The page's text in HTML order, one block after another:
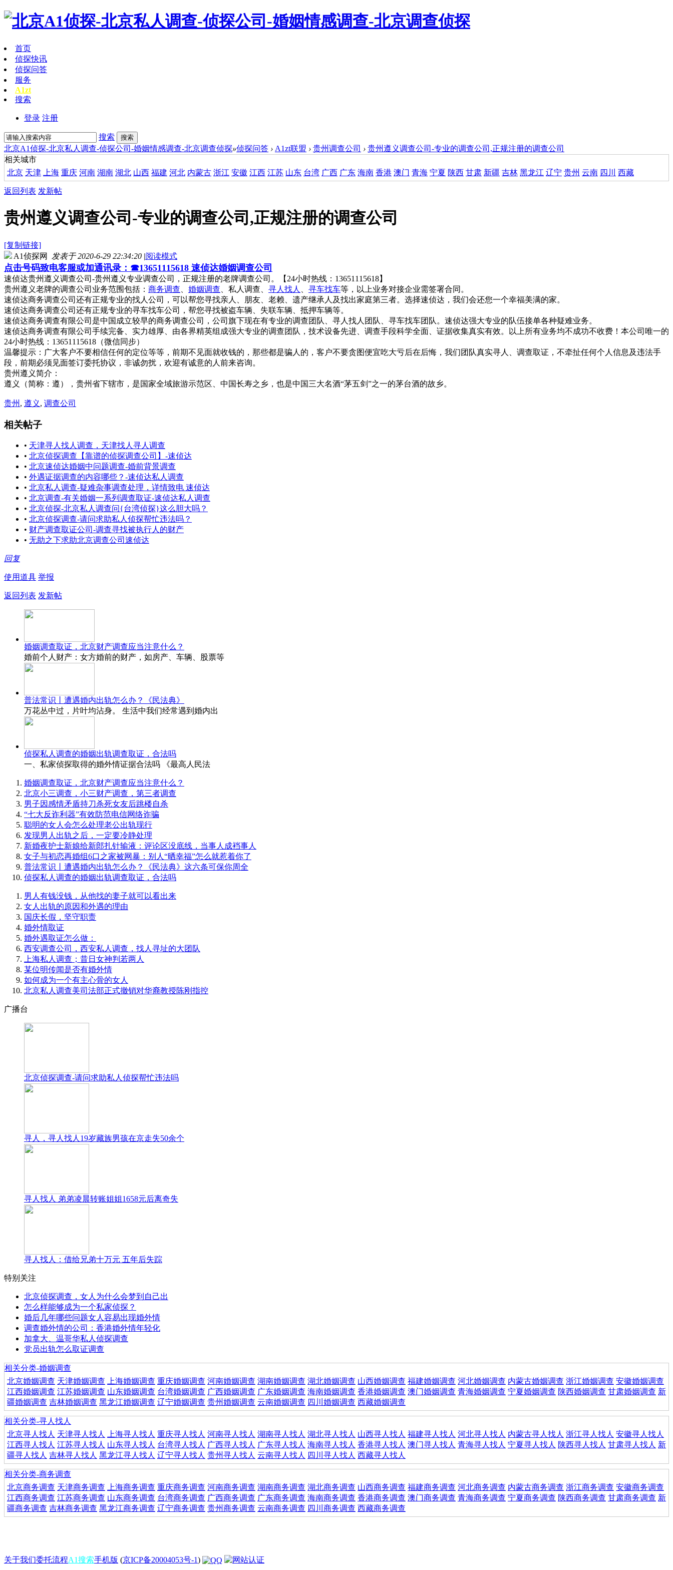
首页
侦探快讯
侦探问答
服务
A1zt
搜索
登录 注册
搜索 搜索
北京A1侦探-北京私人调查-侦探公司-婚姻情感调查-北京调查侦探»侦探问答 › A1zt联盟 › 贵州调查公司 › 贵州遵义调查公司-专业的调查公司,正规注册的调查公司
相关城市
北京 天津 上海 重庆 河南 湖南 湖北 山西 福建 河北 内蒙古 浙江 安徽 江西 江苏 山东 台湾 广西 广东 海南 香港 澳门 青海 宁夏 陕西 甘肃 新疆 吉林 黑龙江 辽宁 贵州 云南 四川 西藏
返回列表 发新帖
贵州遵义调查公司-专业的调查公司,正规注册的调查公司
[复制链接]
A1侦探网 发表于 2020-6-29 22:34:20 |阅读模式
点击号码致电客服或加通讯录：☎13651115618 速侦达婚姻调查公司
速侦达贵州遵义调查公司-贵州遵义专业调查公司，正规注册的老牌调查公司。【24小时热线：13651115618】
贵州遵义老牌的调查公司业务范围包括： 商务调查 婚姻调查 、私人调查、 寻人找人 寻车找车等，以上业务对接企业需签署合同。
速侦达商务调查公司还有正规专业的找人公司，可以帮您寻找亲人、朋友、老赖、遗产继承人及找出家庭第三者。选择速侦达，我们会还您一个幸福美满的家。
速侦达商务调查公司还有正规专业的寻车找车公司，帮您寻找被盗车辆、失联车辆、抵押车辆等。
速侦达商务调查有限公司是中国成立较早的商务调查公司，公司旗下现在有专业的调查团队、寻人找人团队、寻车找车团队。速侦达强大专业的队伍接单各种疑难业务。
速侦达商务调查有限公司手续完备、实力雄厚、由各界精英组成强大专业的调查团队，技术设备先进、调查手段科学全面、证据收集真实有效。以上所有业务均不成功不收费！本公司唯一的
24小时热线：13651115618（微信同步）
温馨提示：广大客户不要相信任何的定位等等，前期不见面就收钱的，那些都是骗人的，客户不要贪图便宜吃大亏后在后悔，我们团队真实寻人、调查取证，不牵扯任何个人信息及违法手
段，前期必须见面签订委托协议，非诚勿扰，欢迎有诚意的人前来咨询。
贵州遵义简介：
遵义（简称：遵），贵州省下辖市，是国家全域旅游示范区、中国长寿之乡，也是中国三大名酒“茅五剑”之一的茅台酒的故乡。
贵州 , 遵义 , 调查公司
相关帖子
• 天津寻人找人调查，天津找人寻人调查
• 北京侦探调查【靠谱的侦探调查公司】-速侦达
• 北京速侦达婚姻中问题调查-婚前背景调查
• 外遇证据调查的内容哪些？-速侦达私人调查
• 北京私人调查-疑难杂事调查处理，详情致电 速侦达
• 北京调查-有关婚姻一系列调查取证-速侦达私人调查
• 北京侦探-北京私人调查问{台湾侦探}这么胆大吗？
• 北京侦探调查-请问求助私人侦探帮忙违法吗？
• 财产调查取证公司-调查寻找被执行人的财产
• 无助之下求助北京调查公司速侦达
回复
使用道具 举报
返回列表 发新帖
婚姻调查取证，北京财产调查应当注意什么？
婚前个人财产：女方婚前的财产，如房产、车辆、股票等
普法常识丨遭遇婚内出轨怎么办？《民法典》
万花丛中过，片叶均沾身。 生活中我们经常遇到婚内出
侦探私人调查的婚姻出轨调查取证，合法吗
一、私家侦探取得的婚外情证据合法吗 《最高人民法
婚姻调查取证，北京财产调查应当注意什么？
北京小三调查，小三财产调查，第三者调查
男子因感情矛盾持刀杀死女友后跳楼自杀
“七大反诈利器”有效防范电信网络诈骗
聪明的女人会怎么处理老公出轨现行
发现男人出轨之后，一定要冷静处理
新婚夜护士新娘给新郎扎针输液：评论区没底线，当事人成裆事人
女子与初恋再婚组6口之家被网暴：别人“晒幸福”怎么就惹着你了
普法常识丨遭遇婚内出轨怎么办？《民法典》这六条可保你周全
侦探私人调查的婚姻出轨调查取证，合法吗
男人有钱没钱，从他找的妻子就可以看出来
女人出轨的原因和外遇的理由
国庆长假，坚守职责
婚外情取证
婚外遇取证怎么做：
西安调查公司，西安私人调查，找人寻址的大团队
上海私人调查；昔日女神判若两人
某位明传闻是否有婚外情
如何成为一个有主心骨的女人
北京私人调查美司法部正式撤销对华裔教授陈刚指控
广播台
北京侦探调查-请问求助私人侦探帮忙违法吗
寻人，寻人找人19岁藏族男孩在京走失50余个
寻人找人 弟弟凌晨转账姐姐1658元后离奇失
寻人找人：借给兄弟十万元 五年后失踪
特别关注
北京侦探调查，女人为什么会梦到自己出
怎么样能够成为一个私家侦探？
婚后几年哪些问题女人容易出现婚外情
调查婚外情的公司：香港婚外情年轻化
加拿大、温哥华私人侦探调查
党员出轨怎么取证调查
相关分类-婚姻调查
北京婚姻调查 天津婚姻调查 上海婚姻调查 重庆婚姻调查 河南婚姻调查 湖南婚姻调查 湖北婚姻调查 山西婚姻调查 福建婚姻调查 河北婚姻调查 内蒙古婚姻调查 浙江婚姻调查 安徽婚姻调查
江西婚姻调查 江苏婚姻调查 山东婚姻调查 台湾婚姻调查 广西婚姻调查 广东婚姻调查 海南婚姻调查 香港婚姻调查 澳门婚姻调查 青海婚姻调查 宁夏婚姻调查 陕西婚姻调查 甘肃婚姻调查 新
疆婚姻调查 吉林婚姻调查 黑龙江婚姻调查 辽宁婚姻调查 贵州婚姻调查 云南婚姻调查 四川婚姻调查 西藏婚姻调查
相关分类-寻人找人
北京寻人找人 天津寻人找人 上海寻人找人 重庆寻人找人 河南寻人找人 湖南寻人找人 湖北寻人找人 山西寻人找人 福建寻人找人 河北寻人找人 内蒙古寻人找人 浙江寻人找人 安徽寻人找人
江西寻人找人 江苏寻人找人 山东寻人找人 台湾寻人找人 广西寻人找人 广东寻人找人 海南寻人找人 香港寻人找人 澳门寻人找人 青海寻人找人 宁夏寻人找人 陕西寻人找人 甘肃寻人找人 新
疆寻人找人 吉林寻人找人 黑龙江寻人找人 辽宁寻人找人 贵州寻人找人 云南寻人找人 四川寻人找人 西藏寻人找人
相关分类-商务调查
北京商务调查 天津商务调查 上海商务调查 重庆商务调查 河南商务调查 湖南商务调查 湖北商务调查 山西商务调查 福建商务调查 河北商务调查 内蒙古商务调查 浙江商务调查 安徽商务调查
江西商务调查 江苏商务调查 山东商务调查 台湾商务调查 广西商务调查 广东商务调查 海南商务调查 香港商务调查 澳门商务调查 青海商务调查 宁夏商务调查 陕西商务调查 甘肃商务调查 新
疆商务调查 吉林商务调查 黑龙江商务调查 辽宁商务调查 贵州商务调查 云南商务调查 四川商务调查 西藏商务调查
关于我们委托流程A1搜索手机版 (京ICP备20004053号-1)